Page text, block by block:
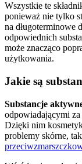
Wszystkie te
ponieważ nie tylko
na długoterminowe
odpowiednich
może znacząco
użytkowania.
Jakie są
Substancje
odpowiadającymi za
Dzięki nim
problemy skórne,